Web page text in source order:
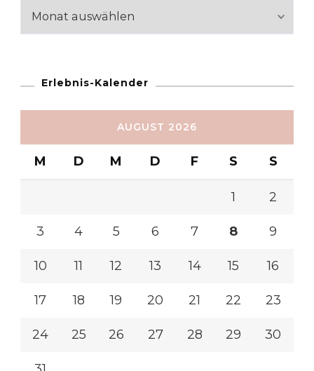
Reiseabschnitte
Erlebnis-Kalender
AUGUST 2026
M D M D F S S
1 2
3 4 5 6 7 8 9
10 11 12 13 14 15 16
17 18 19 20 21 22 23
24 25 26 27 28 29 30